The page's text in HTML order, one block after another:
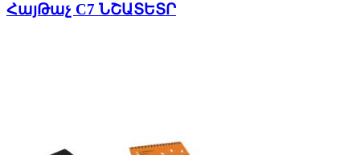
ՀայԹաչ C7 ՆՇԱՏԵՏՐ